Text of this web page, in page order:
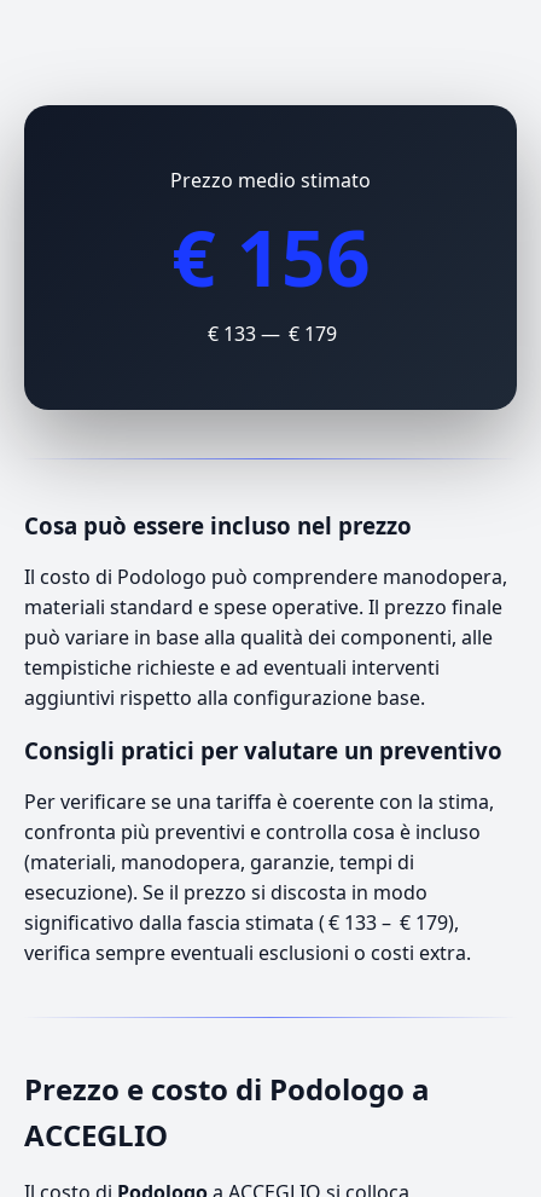
Prezzo medio stimato
€ 156
€ 133 — € 179
Cosa può essere incluso nel prezzo
Il costo di Podologo può comprendere manodopera,
materiali standard e spese operative. Il prezzo finale
può variare in base alla qualità dei componenti, alle
tempistiche richieste e ad eventuali interventi
aggiuntivi rispetto alla configurazione base.
Consigli pratici per valutare un preventivo
Per verificare se una tariffa è coerente con la stima,
confronta più preventivi e controlla cosa è incluso
(materiali, manodopera, garanzie, tempi di
esecuzione). Se il prezzo si discosta in modo
significativo dalla fascia stimata ( € 133 – € 179),
verifica sempre eventuali esclusioni o costi extra.
Prezzo e costo di Podologo a
ACCEGLIO
Il costo di Podologoa ACCEGLIO si colloca